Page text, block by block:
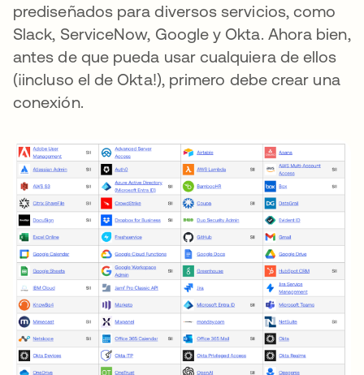
prediseñados para diversos servicios, como
Slack, ServiceNow, Google y Okta. Ahora bien,
antes de que pueda usar cualquiera de ellos
(¡incluso el de Okta!), primero debe crear una
conexión.